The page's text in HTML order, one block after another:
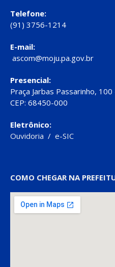
Telefone:
(91) 3756-1214
E-mail:
ascom@moju.pa.gov.br
Presencial:
Praça Jarbas Passarinho,
CEP: 68450-000
Eletrônico:
Ouvidoria / e-SIC
COMO CHEGAR NA